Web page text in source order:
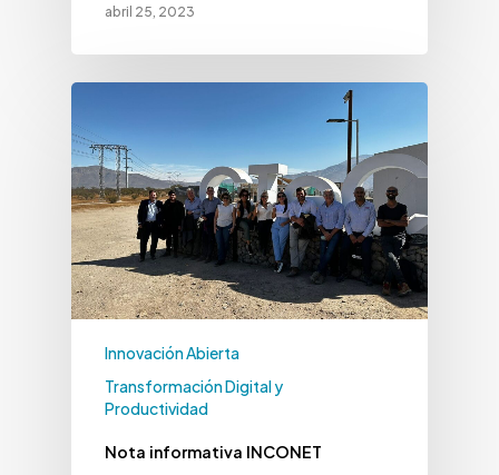
abril 25, 2023
Innovación Abierta
Transformación Digital y
Productividad
Nota informativa INCONET